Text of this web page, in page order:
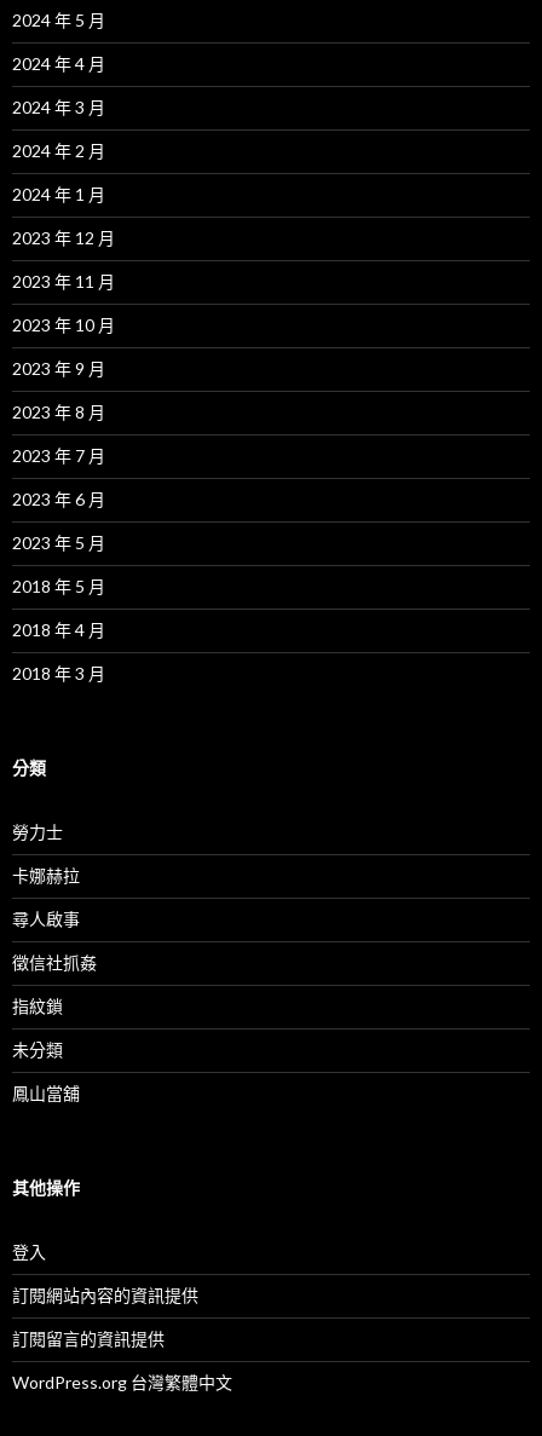
2024 年 5 月
2024 年 4 月
2024 年 3 月
2024 年 2 月
2024 年 1 月
2023 年 12 月
2023 年 11 月
2023 年 10 月
2023 年 9 月
2023 年 8 月
2023 年 7 月
2023 年 6 月
2023 年 5 月
2018 年 5 月
2018 年 4 月
2018 年 3 月
分類
勞力士
卡娜赫拉
尋人啟事
徵信社抓姦
指紋鎖
未分類
鳳山當舖
其他操作
登入
訂閱網站內容的資訊提供
訂閱留言的資訊提供
WordPress.org 台灣繁體中文